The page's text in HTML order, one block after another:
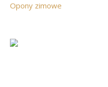
Opony zimowe